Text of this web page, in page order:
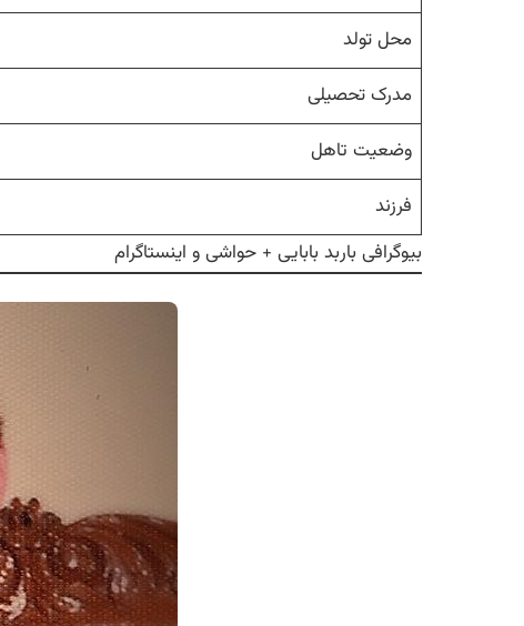
محل تولد
مدرک تحصیلی
وضعیت تاهل
فرزند
بیوگرافی باربد بابایی + حواشی و اینستاگرام